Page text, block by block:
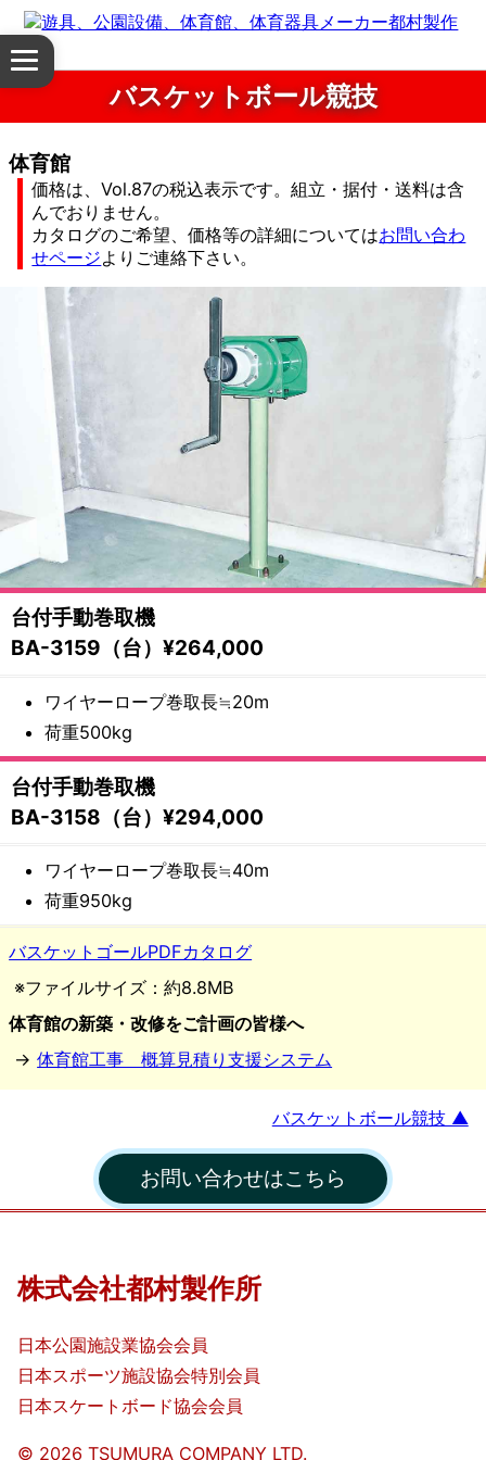
体
育
館・
体
育
器
備・
遊
具
メ
ー
カ
ー
村
製
作
所
メ
ニ
を
開
バスケットボール競技
体育館
価格は、Vol.87の税込表示です。組立・据付・送料は含
んでおりません。
カタログのご希望、価格等の詳細についてはお問い合わ
せページよりご連絡下さい。
台付手動巻取機
BA-3159（台）¥264,000
ワイヤーロープ巻取長≒20m
荷重500kg
台付手動巻取機
BA-3158（台）¥294,000
ワイヤーロープ巻取長≒40m
荷重950kg
バスケットゴールPDFカタログ
※ファイルサイズ：約8.8MB
体育館の新築・改修をご計画の皆様へ
→体育館工事 概算見積り支援システム
バスケットボール競技 ▲
お問い合わせはこちら
株式会社都村製作所
日本公園施設業協会会員
日本スポーツ施設協会特別会員
日本スケートボード協会会員
©️ 2026 TSUMURA COMPANY LTD.